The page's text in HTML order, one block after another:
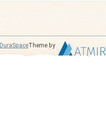
DuraSpaceTheme by